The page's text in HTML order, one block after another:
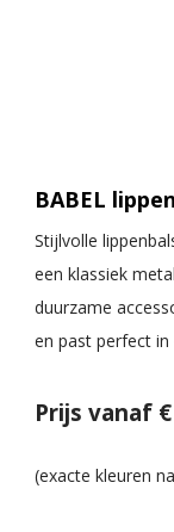
BABEL
Stijlvolle
een klassiek
duurzame
en past perfect in
Prijs vanaf